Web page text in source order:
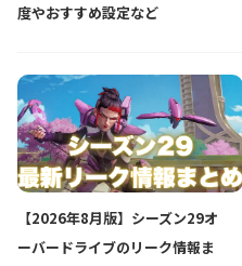
度やおすすめ設定など
【2026年8月版】シーズン29オ
ーバードライブのリーク情報ま